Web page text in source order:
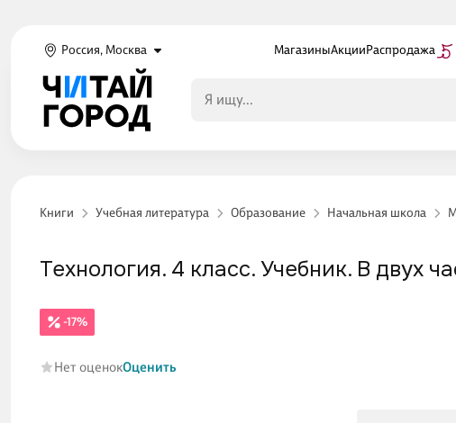
Россия, Москва МагазиныАкцииРаспродажа
Книги Учебная литература Образование Начальная школа
-17%
Технология. 4 класс. Учебник. В двух
Нет оценокОценить